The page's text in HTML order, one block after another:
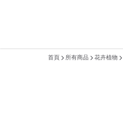
首頁 所有商品 花卉植物